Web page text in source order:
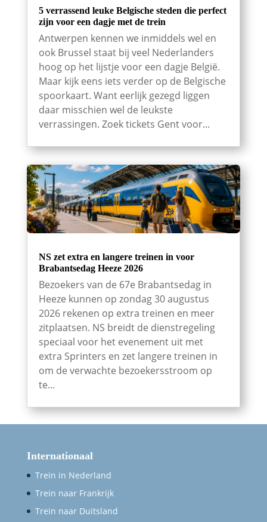
5 verrassend leuke Belgische steden die perfect
zijn voor een dagje met de trein
Antwerpen kennen we inmiddels wel en
ook Brussel staat bij veel Nederlanders
hoog op het lijstje voor een dagje België.
Maar kijk eens iets verder op de Belgische
spoorkaart. Want eerlijk gezegd liggen
daar misschien wel de leukste
verrassingen. Zoek tickets Gent voor...
NS zet extra en langere treinen in voor
Brabantsedag Heeze 2026
Bezoekers van de 67e Brabantsedag in
Heeze kunnen op zondag 30 augustus
2026 rekenen op extra treinen en meer
zitplaatsen. NS breidt de dienstregeling
speciaal voor het evenement uit met
extra Sprinters en zet langere treinen in
om de verwachte bezoekersstroom op
te...
Internationaal
Trein in Nederland
Trein naar Frankrijk
Trein naar Duitsland